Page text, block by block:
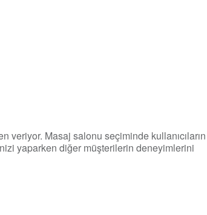
veriyor. Masaj salonu seçiminde kullanıcıların
yaparken diğer müşterilerin deneyimlerini